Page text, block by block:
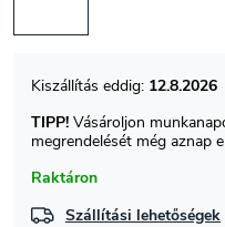
Raktáron
12.8.2026
TIPP! Vásároljon
megrendelését még aznap
Szállítási lehetőségek